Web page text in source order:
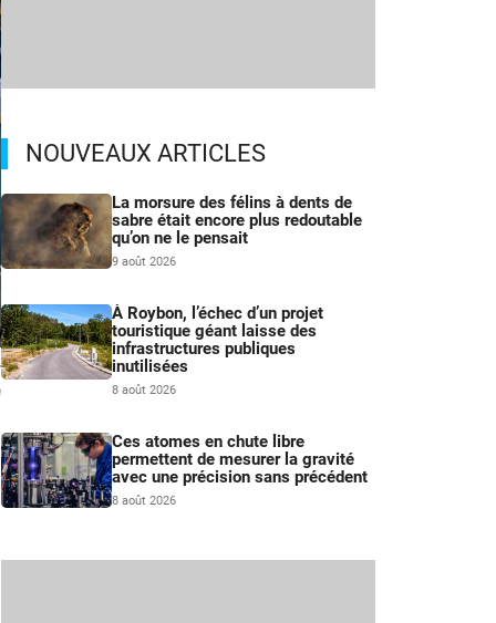
NOUVEAUX ARTICLES
La morsure des félins à dents de
sabre était encore plus redoutable
qu’on ne le pensait
9 août 2026
À Roybon, l’échec d’un projet
touristique géant laisse des
infrastructures publiques
inutilisées
8 août 2026
Ces atomes en chute libre
permettent de mesurer la gravité
avec une précision sans précédent
8 août 2026